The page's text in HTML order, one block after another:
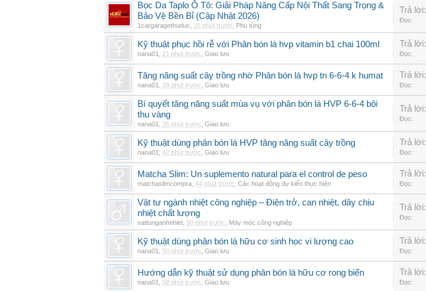
Bọc Da Taplo Ô Tô: Giải Pháp Nâng Cấp Nội Thất Sang Trọng &
Bảo Vệ Bền Bỉ (Cập Nhật 2026)
1cargaragethuduc 16 phút trước Phụ tùng
Trả lời:
Đọc:
Kỹ thuật phục hồi rễ với Phân bón lá hvp vitamin b1 chai 100ml
nana01 21 phút trước Giao lưu
Trả lời:
Đọc:
Tăng năng suất cây trồng nhờ Phân bón lá hvp tn 6-6-4 k humat
nana01 28 phút trước Giao lưu
Trả lời:
Đọc:
Bí quyết tăng năng suất mùa vụ với phân bón lá HVP 6-6-4 bội
thu vàng
nana01 35 phút trước Giao lưu
Trả lời:
Đọc:
Kỹ thuật dùng phân bón lá HVP tăng năng suất cây trồng
nana01 42 phút trước Giao lưu
Trả lời:
Đọc:
Matcha Slim: Un suplemento natural para el control de peso
matchaslimcompra 44 phút trước Các hoạt động dự kiến thực hiện
Trả lời:
Đọc:
Vật tư ngành nhiệt công nghiệp – Điện trở, can nhiệt, dây chịu
nhiệt chất lượng
vattunganhnhiet 50 phút trước Máy móc công nghiệp
Trả lời:
Đọc:
Kỹ thuật dùng phân bón lá hữu cơ sinh học vi lượng cao
nana01 50 phút trước Giao lưu
Trả lời:
Đọc:
Hướng dẫn kỹ thuật sử dụng phân bón lá hữu cơ rong biển
nana01 58 phút trước Giao lưu
Trả lời:
Đọc: